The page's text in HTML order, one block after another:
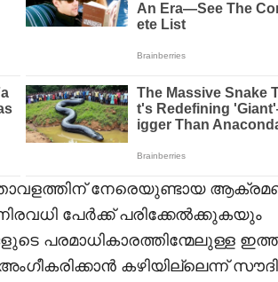
നേരെയുണ്ടായ
പേർക്ക് പരിക്കേൽക്കുകയും
പരമാധികാരത്തിന്മേലുള്ള
കഴിയില്ലെന്ന്